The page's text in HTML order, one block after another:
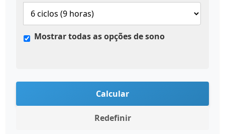
Mostrar todas as opções de sono
Calcular
Redefinir